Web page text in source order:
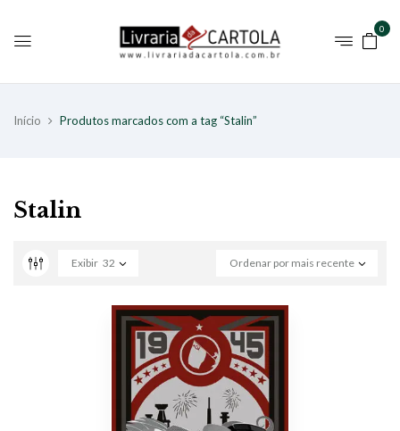
0
Início Produtos marcados com a tag “Stalin”
Stalin
Ordenar por mais recente
Exibir 32